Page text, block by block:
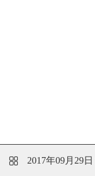
2017年09月29日